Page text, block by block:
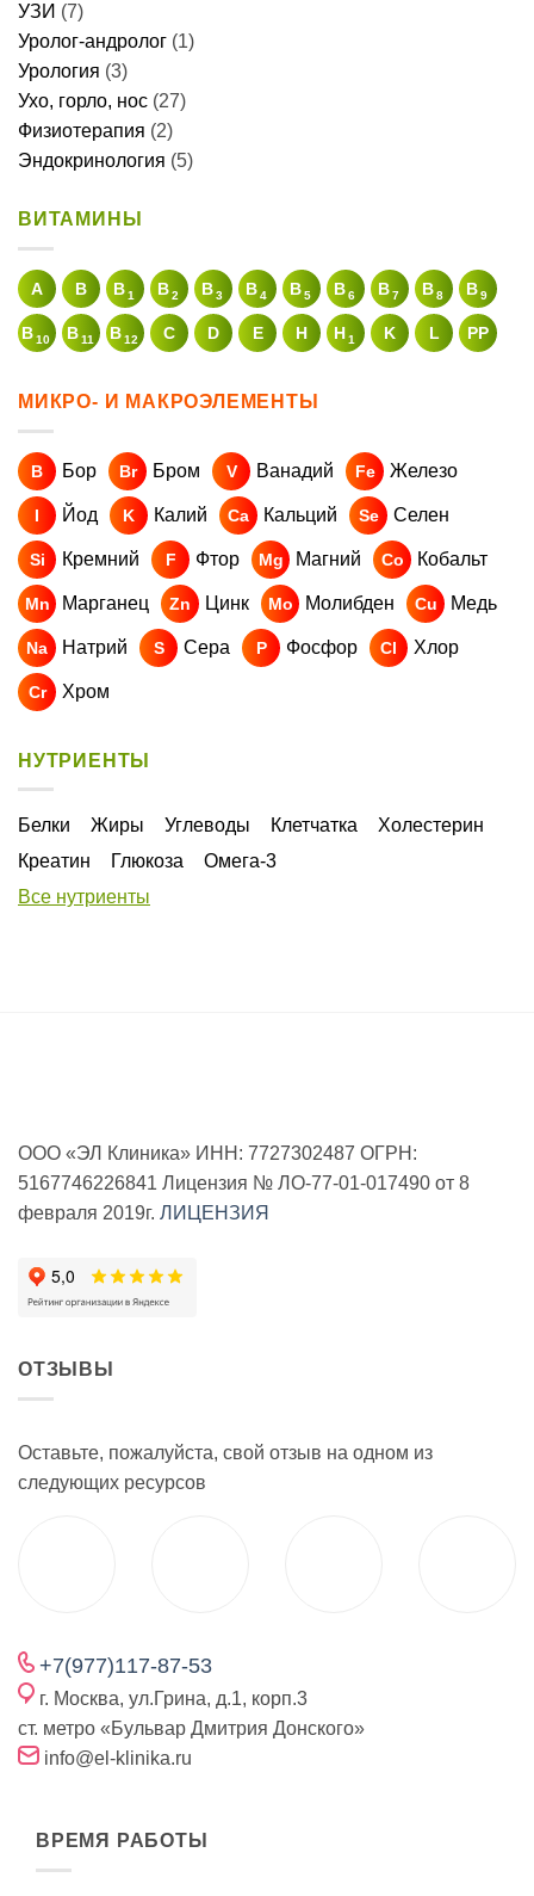
УЗИ (7)
Уролог-андролог (1)
Урология (3)
Ухо, горло, нос (27)
Физиотерапия (2)
Эндокринология (5)
ВИТАМИНЫ
A В B1 B2 B3 B4 B5 B6 B7 B8 B9
B10 B 11 B12 C D E H H1 K L PP
МИКРО- И МАКРОЭЛЕМЕНТЫ
B Бор Br Бром V Ванадий Fe Железо
I Йод K Калий Ca Кальций Se Селен
Si Кремний F Фтор Mg Магний Co Кобальт
Mn Марганец Zn Цинк Mo Молибден Cu Медь
Na Натрий S Сера P Фосфор Cl Хлор
Cr Хром
НУТРИЕНТЫ
Белки Жиры Углеводы Клетчатка
Холестерин
Креатин
Глюкоза
Омега-3
Все нутриенты
ООО «ЭЛ Клиника» ИНН: 7727302487 ОГРН:
5167746226841 Лицензия № ЛО-77-01-017490 от 8
февраля 2019г. ЛИЦЕНЗИЯ
ОТЗЫВЫ
Оставьте, пожалуйста, свой отзыв на одном из
следующих ресурсов
+7(977)117-87-53
г. Москва, ул.Грина, д.1, корп.3
ст. метро «Бульвар Дмитрия Донского»
info@el-klinika.ru
ВРЕМЯ РАБОТЫ